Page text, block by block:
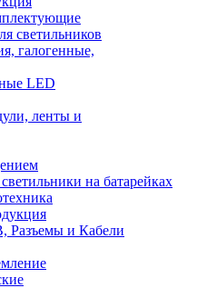
светильников
галогенные,
LED
ленты и
на батарейках
Разъемы и Кабели